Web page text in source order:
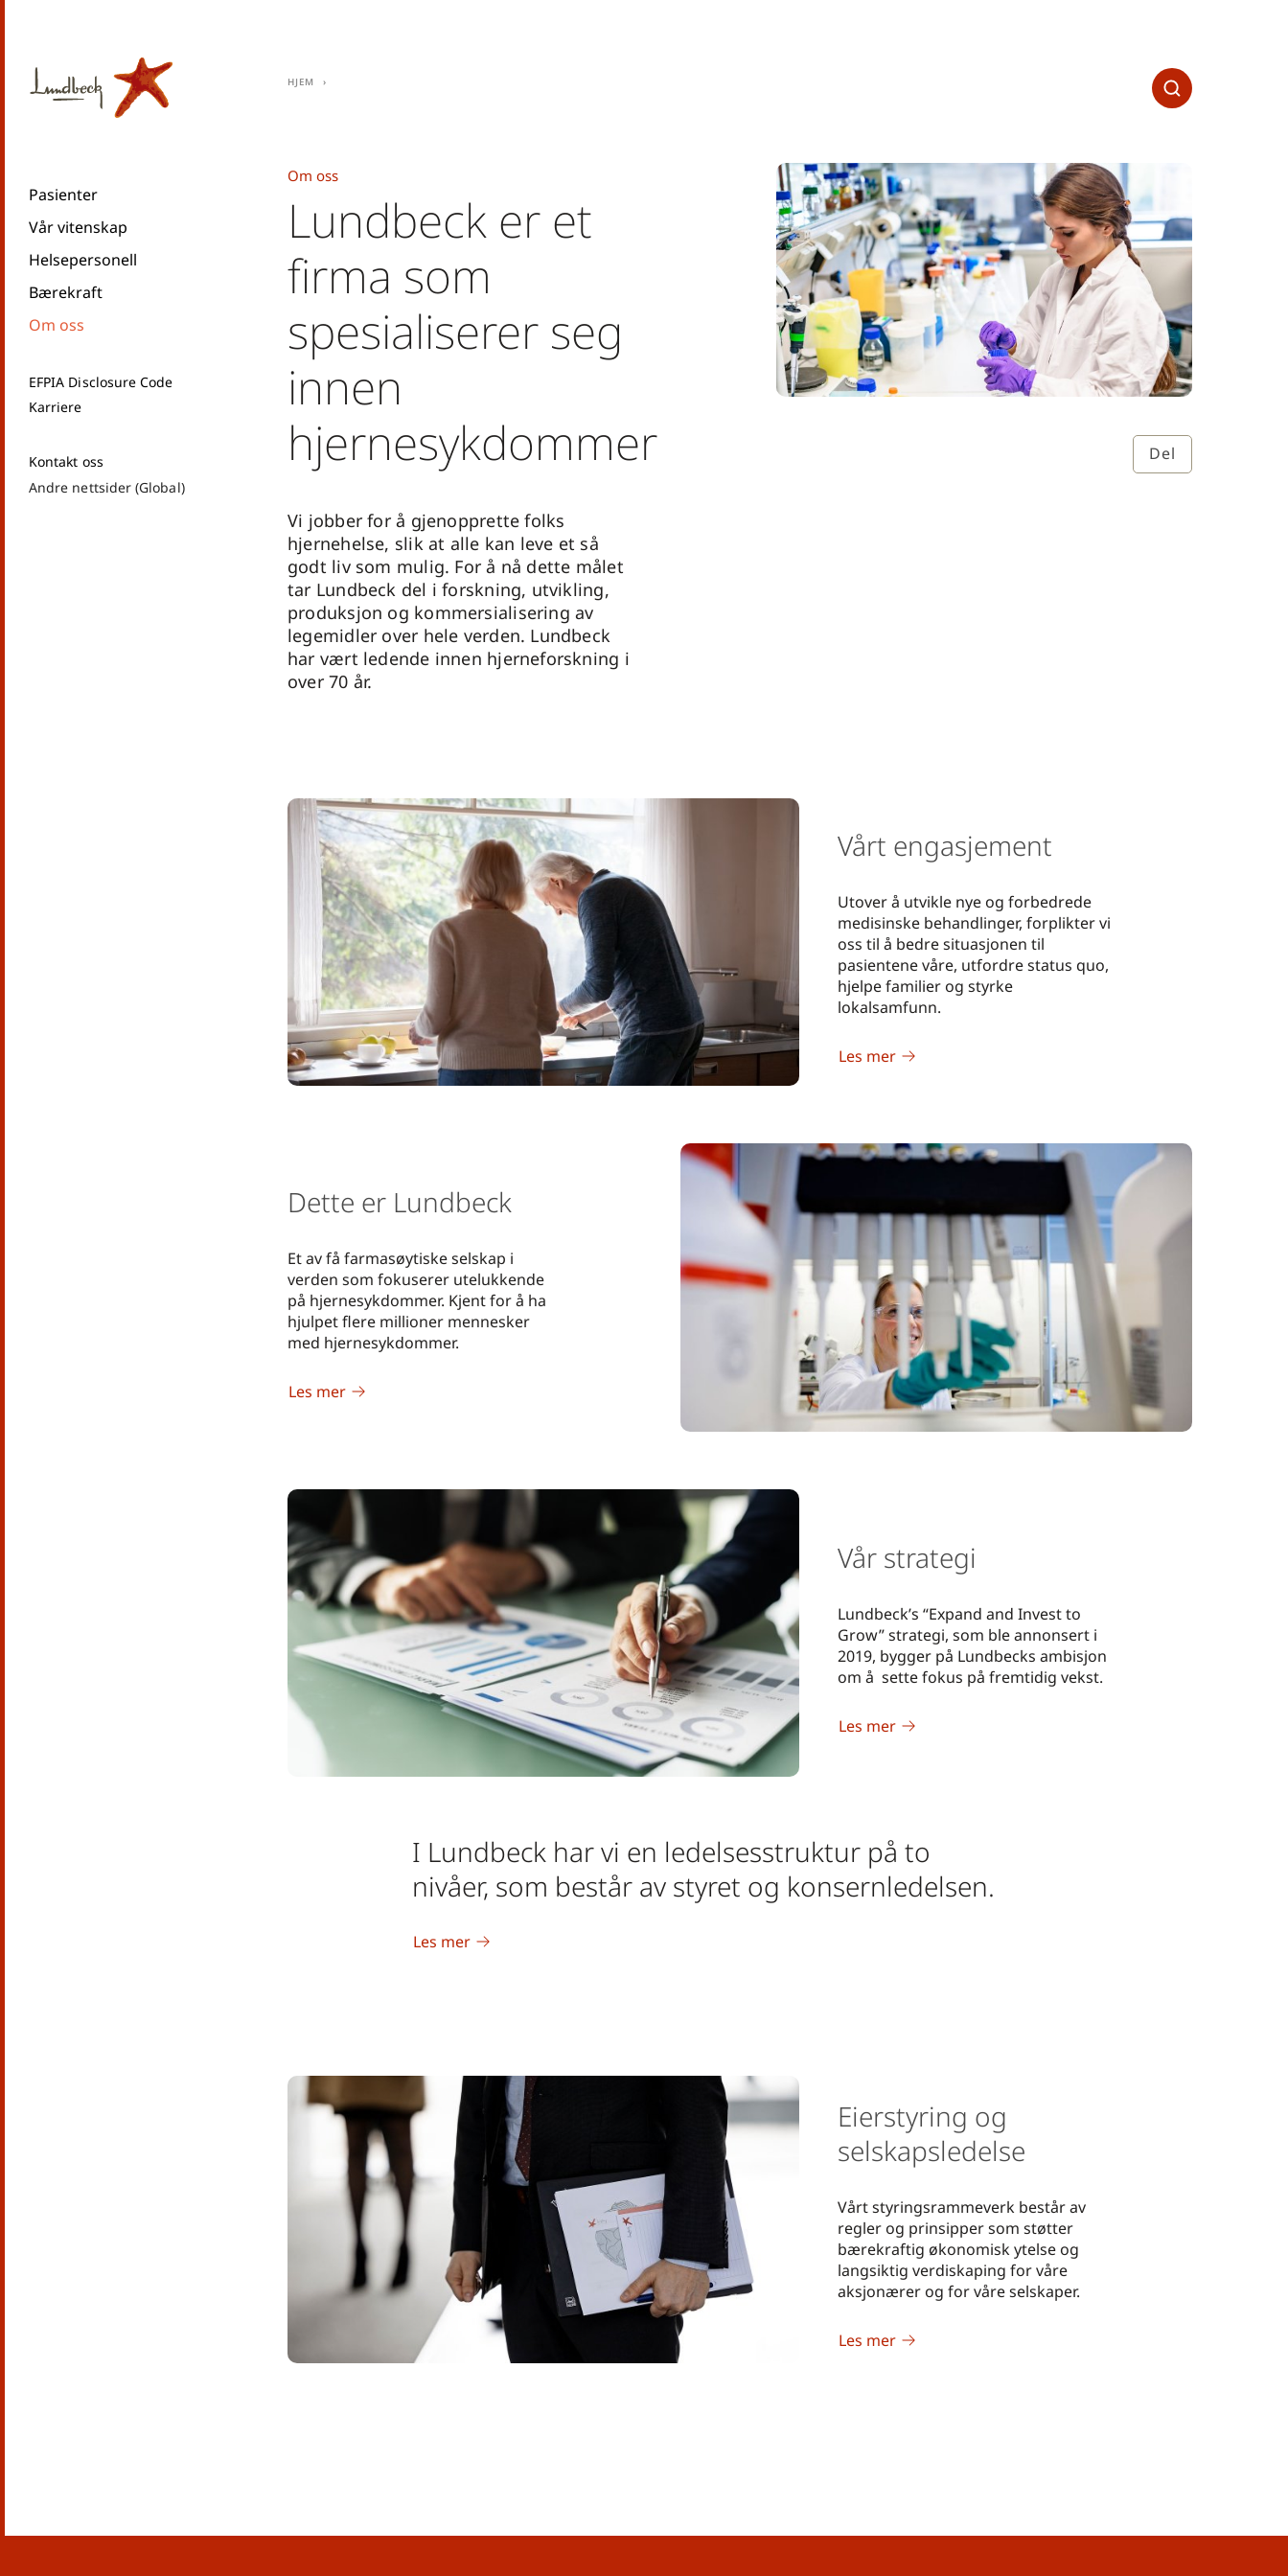
Pasienter
Vår vitenskap
Helsepersonell
Bærekraft
Om oss
EFPIA Disclosure Code
Karriere
Kontakt oss
Andre nettsider (Global)
Hjem
Del
Om oss
Lundbeck er et
firma som
spesialiserer seg
innen
hjernesykdommer
Vi jobber for å gjenopprette folks
hjernehelse, slik at alle kan leve et så
godt liv som mulig. For å nå dette målet
tar Lundbeck del i forskning, utvikling,
produksjon og kommersialisering av
legemidler over hele verden. Lundbeck
har vært ledende innen hjerneforskning i
over 70 år.
Vårt engasjement
Utover å utvikle nye og forbedrede
medisinske behandlinger, forplikter vi
oss til å bedre situasjonen til
pasientene våre, utfordre status quo,
hjelpe familier og styrke
lokalsamfunn.
Les mer
Dette er Lundbeck
Et av få farmasøytiske selskap i
verden som fokuserer utelukkende
på hjernesykdommer. Kjent for å ha
hjulpet flere millioner mennesker
med hjernesykdommer.
Les mer
Vår strategi
Lundbeck’s “Expand and Invest to
Grow” strategi, som ble annonsert i
2019, bygger på Lundbecks ambisjon
om å sette fokus på fremtidig vekst.
Les mer
I Lundbeck har vi en ledelsesstruktur på to
nivåer, som består av styret og konsernledelsen.
Les mer
Eierstyring og
selskapsledelse
Vårt styringsrammeverk består av
regler og prinsipper som støtter
bærekraftig økonomisk ytelse og
langsiktig verdiskaping for våre
aksjonærer og for våre selskaper.
Les mer